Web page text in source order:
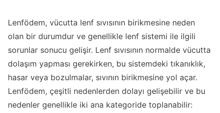
Lenfödem, vücutta lenf sıvısının birikmesine neden
olan bir durumdur ve genellikle lenf sistemi ile ilgili
sorunlar sonucu gelişir. Lenf sıvısının normalde vücutta
dolaşım yapması gerekirken, bu sistemdeki tıkanıklık,
hasar veya bozulmalar, sıvının birikmesine yol açar.
Lenfödem, çeşitli nedenlerden dolayı gelişebilir ve bu
nedenler genellikle iki ana kategoride toplanabilir: